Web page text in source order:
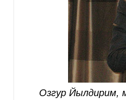
Озгур Йылдирим,